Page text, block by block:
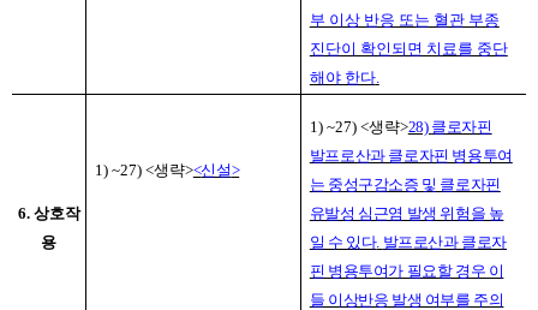
부 이상 반응 또는 혈관 부종
진단이 확인되면 치료를 중단
해야 한다.
6. 상호작
용
1) ~27) <생략><신설>
1) ~27) <생략>28) 클로자핀
발프로산과 클로자핀 병용투여
는 중성구감소증 및 클로자핀
유발성 심근염 발생 위험을 높
일 수 있다. 발프로산과 클로자
핀 병용투여가 필요할 경우 이
들 이상반응 발생 여부를 주의